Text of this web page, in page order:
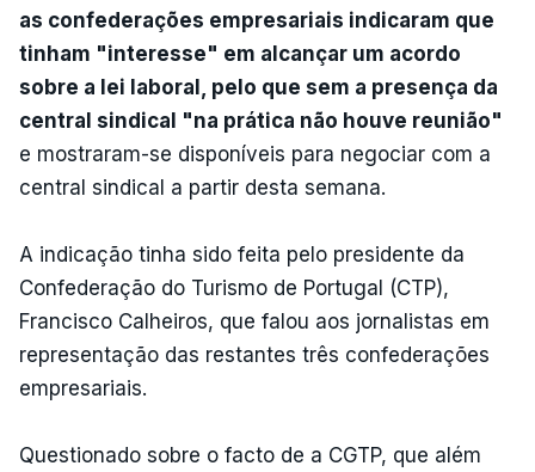
as confederações empresariais indicaram que
tinham "interesse" em alcançar um acordo
sobre a lei laboral, pelo que sem a presença da
central sindical "na prática não houve reunião"
e mostraram-se disponíveis para negociar com a
central sindical a partir desta semana.
A indicação tinha sido feita pelo presidente da
Confederação do Turismo de Portugal (CTP),
Francisco Calheiros, que falou aos jornalistas em
representação das restantes três confederações
empresariais.
Questionado sobre o facto de a CGTP, que além